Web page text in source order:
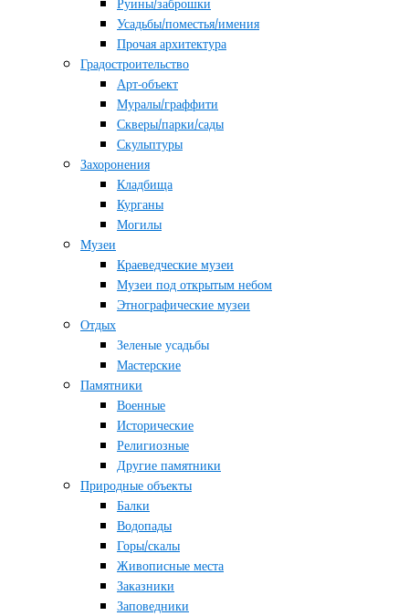
Руины/заброшки
Усадьбы/поместья/имения
Прочая архитектура
Градостроительство
Арт-объект
Муралы/граффити
Скверы/парки/сады
Скульптуры
Захоронения
Кладбища
Курганы
Могилы
Музеи
Краеведческие музеи
Музеи под открытым небом
Этнографические музеи
Отдых
Зеленые усадьбы
Мастерские
Памятники
Военные
Исторические
Религиозные
Другие памятники
Природные объекты
Балки
Водопады
Горы/скалы
Живописные места
Заказники
Заповедники